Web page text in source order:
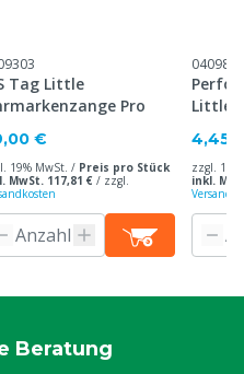
Tag Little
Pro
€
19% MwSt. / Preis pro Stück
MwSt. 117,81 € / zzgl.
0409834
Little
4,45
zzgl.
inkl.
Beratung